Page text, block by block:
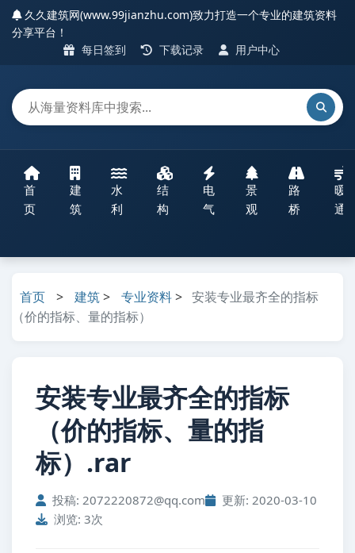
久久建筑网(www.99jianzhu.com)致力打造一个专业的建筑资料
分享平台！
每日签到
下载记录 用户中心
首
页
建
筑
水
利
结
构
电
气
景
观
路
桥
暖
通
首页 > 建筑> 专业资料> 安装专业最齐全的指标
（价的指标、量的指标）
安装专业最齐全的指标
（价的指标、量的指
标）.rar
投稿: 2072220872@qq.com
更新: 2020-03-10
浏览: 3次